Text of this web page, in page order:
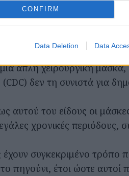
CONFIRM
Data Deletion Data
πιο εξειδικευμένη μάσκα,
με άρθρο του
απλή χειρουργική
δεν τη συνιστά για
αυτού του είδους οι
χρονικές περιόδους,
έχουν συγκεκριμένο
πηγούνι, έτσι ώστε